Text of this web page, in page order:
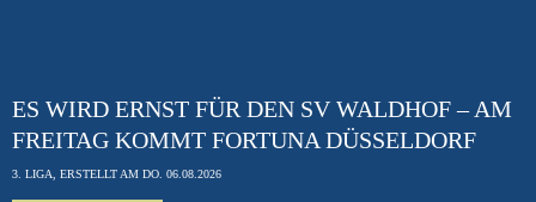
ES WIRD ERNST FÜR DEN SV WALDHOF – AM
FREITAG KOMMT FORTUNA DÜSSELDORF
3. LIGA, ERSTELLT AM DO. 06.08.2026